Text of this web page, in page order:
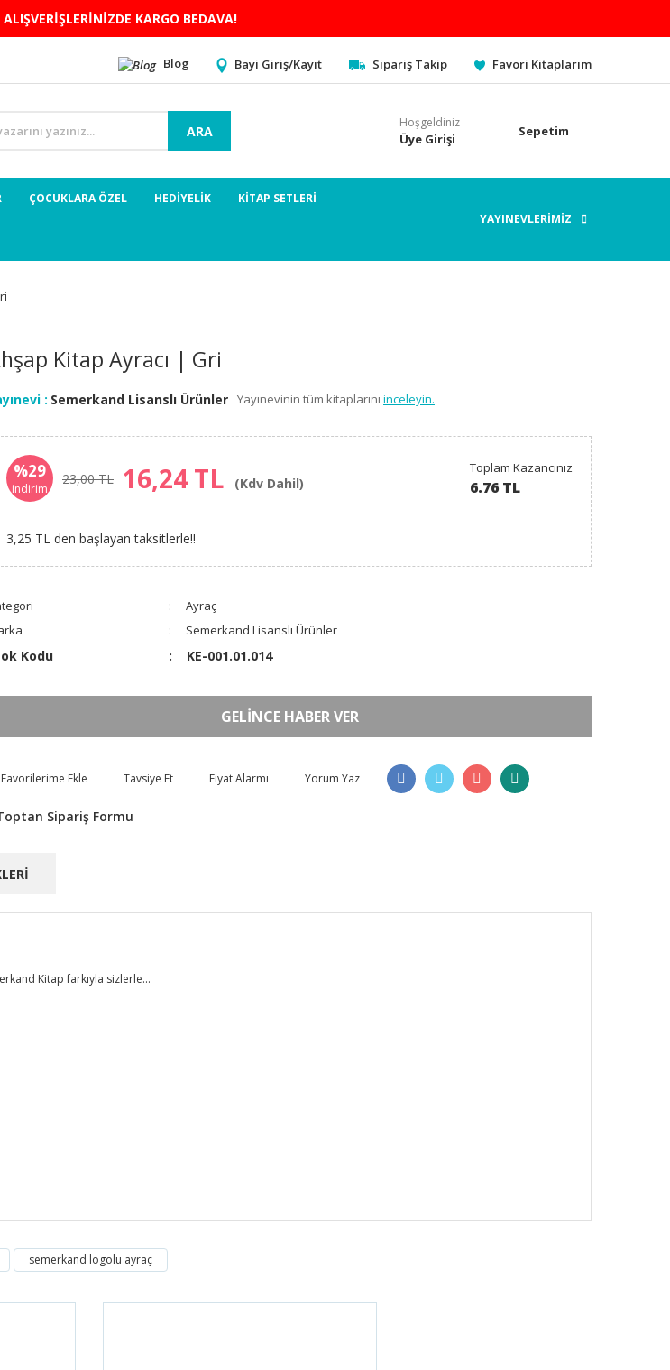
KARGO BEDAVA!
Blog Bayi Giriş/Kayıt Sipariş Takip Favori Kitaplarım
ARA
Hoşgeldiniz
Üye Girişi Sepetim
ÇOCUKLARA ÖZEL HEDİYELİK KİTAP SETLERİ
YAYINEVLERİMİZ
Kitap Ayracı | Gri
: Semerkand Lisanslı Ürünler Yayınevinin tüm kitaplarını inceleyin.
%29
indirim
23,00 TL 16,24 TL (Kdv Dahil)
Toplam Kazancınız
6.76 TL
3,25 TL den başlayan taksitlerle!!
Ayraç
Semerkand Lisanslı Ürünler
Kodu KE-001.01.014
GELİNCE HABER VER
Tavsiye Et Fiyat Alarmı Yorum Yaz
Sipariş Formu
Kitap farkıyla sizlerle...
semerkand logolu ayraç